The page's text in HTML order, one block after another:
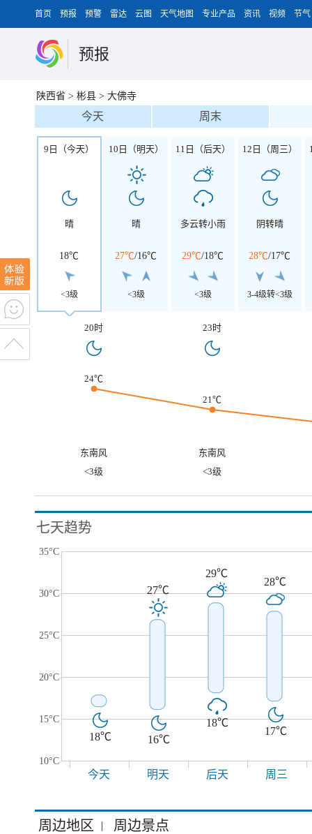
首页 预报 预警 雷达 云图 天气地图 专业产品 资讯 视频 节气
预报
陕西省 > 彬县 > 大佛寺
今天 周末
9日（今天）
晴
18℃
<3级
10日（明天）
晴
27℃/16℃
<3级
11日（后天）
多云转小雨
29℃/18℃
<3级
12日（周三）
阴转晴
28℃/17℃
3-4级转<3级
20时 23时
24℃
21℃
东南风
东南风
<3级
<3级
七天趋势
35°C
30°C
25°C
20°C
15°C
10°C
18℃
27℃
16℃
29℃
18℃
28℃
17℃
今天 明天 后天 周三
周边地区 | 周边景点